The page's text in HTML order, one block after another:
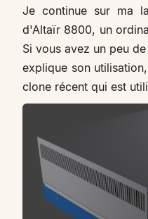
Je continue sur ma
d'Altaïr 8800, un
Si vous avez un peu
explique son
clone récent qui est